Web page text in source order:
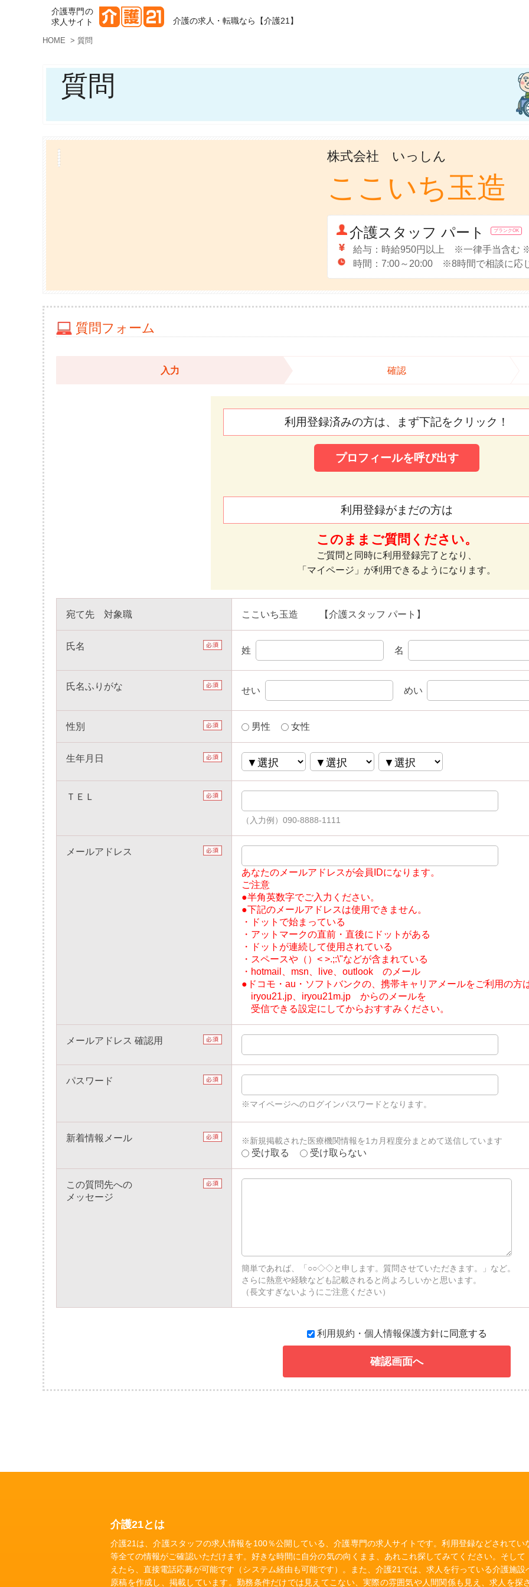
介護専門の
求人サイト
介護の求人・転職なら【介護21】
HOME > 質問
質問
株式会社 いっしん
ここいち玉造
介護スタッフ パート ブランクOK
給与：時給950円以上 ※一律手当含む
時間：7:00～20:00 ※8時間で相談に応
質問フォーム
入力 確認
利用登録済みの方は、まず下記をクリック！
プロフィールを呼び出す
利用登録がまだの方は
このままご質問ください。
ご質問と同時に利用登録完了となり、
「マイページ」が利用できるようになります。
宛て先 対象職 ここいち玉造 【介護スタッフ パート】
氏名 姓 名
氏名ふりがな せい めい
性別 男性 女性
生年月日
ＴＥＬ
（入力例）090-8888-1111
メールアドレス
あなたのメールアドレスが会員IDになります。
ご注意
●半角英数字でご入力ください。
●下記のメールアドレスは使用できません。
・ドットで始まっている
・アットマークの直前・直後にドットがある
・ドットが連続して使用されている
・スペースや（）< >.;:\"などが含まれている
・hotmail、msn、live、outlook のメール
●ドコモ・au・ソフトバンクの、携帯キャリアメールをご利用の方
iryou21.jp、iryou21m.jp からのメールを
受信できる設定にしてからおすすみください。
メールアドレス 確認用
パスワード
※マイページへのログインパスワードとなります。
新着情報メール ※新規掲載された医療機関情報を1カ月程度分まとめて送信しています
受け取る 受け取らない
この質問先への
メッセージ
簡単であれば、「○○◇◇と申します。質問させていただきます。」など。
さらに熱意や経験なども記載されると尚よろしいかと思います。
（長文すぎないようにご注意ください）
利用規約・個人情報保護方針に同意する
確認画面へ
介護21とは
介護21は、介護スタッフの求人情報を100％公開している、介護専門の求人サイトです。利用登録などされて
等全ての情報がご確認いただけます。好きな時間に自分の気の向くまま、あれこれ探してみてください。そし
えたら、直接電話応募が可能です（システム経由も可能です）。また、介護21では、求人を行っている介護施
原稿を作成し、掲載しています。勤務条件だけでは見えてこない、実際の雰囲気や人間関係も見え、求人を探